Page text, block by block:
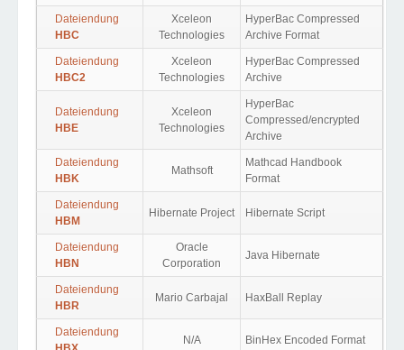
Dateiendung
HBC
Xceleon
Technologies
HyperBac Compressed
Archive Format
Dateiendung
HBC2
Xceleon
Technologies
HyperBac Compressed
Archive
Dateiendung
HBE
Xceleon
Technologies
HyperBac
Compressed/encrypted
Archive
Dateiendung
HBK
Mathsoft
Mathcad Handbook
Format
Dateiendung
HBM
Hibernate Project Hibernate Script
Dateiendung
HBN
Oracle
Corporation
Java Hibernate
Dateiendung
HBR
Mario Carbajal HaxBall Replay
Dateiendung
N/A BinHex Encoded Format